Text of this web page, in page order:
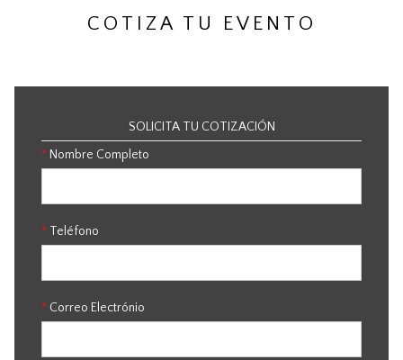
COTIZA TU EVENTO
SOLICITA TU COTIZACIÓN
* Nombre Completo
* Teléfono
* Correo Electrónio